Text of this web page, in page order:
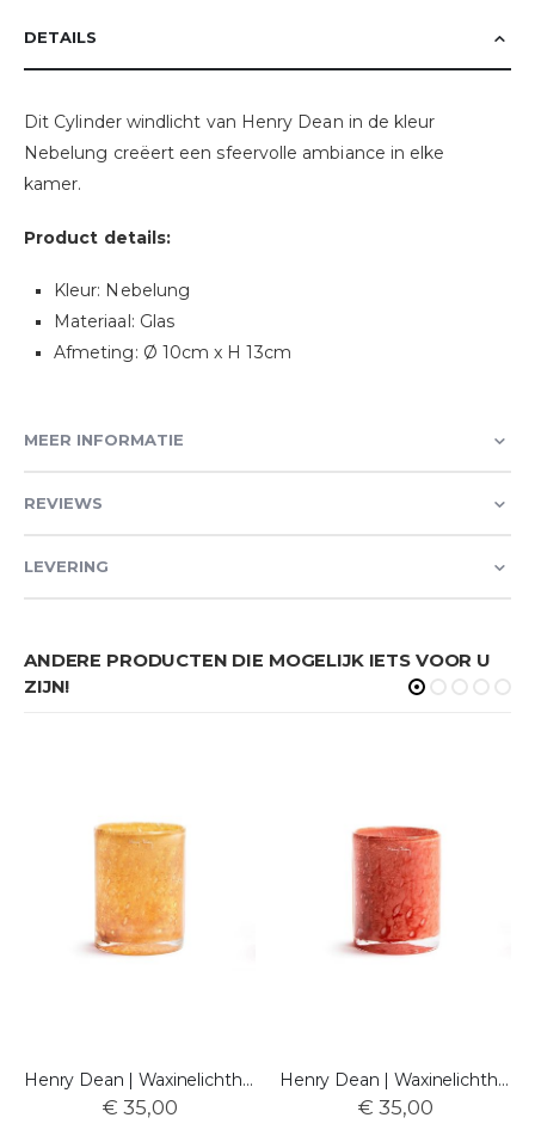
DETAILS
Dit Cylinder windlicht van Henry Dean in de kleur
Nebelung creëert een sfeervolle ambiance in elke
kamer.
Product details:
Kleur: Nebelung
Materiaal: Glas
Afmeting: Ø 10cm x H 13cm
MEER INFORMATIE
REVIEWS
LEVERING
ANDERE PRODUCTEN DIE MOGELIJK IETS VOOR U
ZIJN!
Henry Dean | Waxinelichthouder | Cylinder | Matin
€ 35,00
Henry Dean | Waxinelichthouder | Cylinder | Flamingo
€ 35,00